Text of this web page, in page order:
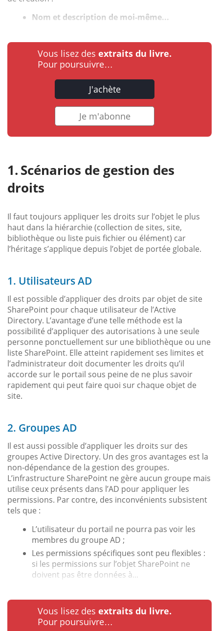
Nom et description de moi-même...
Vous lisez des extraits du livre.
Pour poursuivre…
J'achète
Je m'abonne
Scénarios de gestion des
droits
Il faut toujours appliquer les droits sur l’objet le plus
haut dans la hiérarchie (collection de sites, site,
bibliothèque ou liste puis fichier ou élément) car
l’héritage s’applique depuis l’objet de portée globale.
1. Utilisateurs AD
Il est possible d’appliquer des droits par objet de site
SharePoint pour chaque utilisateur de l’Active
Directory. L’avantage d’une telle méthode est la
possibilité d’appliquer des autorisations à une seule
personne ponctuellement sur une bibliothèque ou une
liste SharePoint. Elle atteint rapidement ses limites et
l’administrateur doit documenter les droits qu’il
accorde sur le portail sous peine de ne plus savoir
rapidement qui peut faire quoi sur chaque objet de
site.
2. Groupes AD
Il est aussi possible d’appliquer les droits sur des
groupes Active Directory. Un des gros avantages est la
non-dépendance de la gestion des groupes.
L’infrastructure SharePoint ne gère aucun groupe mais
utilise ceux présents dans l’AD pour appliquer les
permissions. Par contre, des inconvénients subsistent
tels que :
L’utilisateur du portail ne pourra pas voir les
membres du groupe AD ;
Les permissions spécifiques sont peu flexibles :
si les permissions sur l’objet SharePoint ne
doivent pas être données à...
Vous lisez des extraits du livre.
Pour poursuivre…